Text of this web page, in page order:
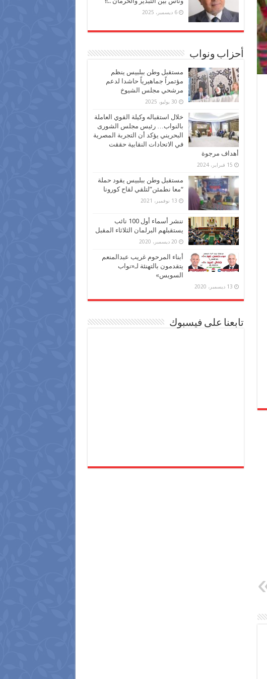
6 ديسمبر، 2025
أحزاب ونواب
مستقبل وطن ببلبيس ينظم
مؤتمراً جماهيرياً حاشدا لدعم
مرشحي مجلس الشيوخ
30 يوليو، 2025
خلال استقباله وكيلة القوي العاملة
بالنواب… رئيس مجلس الشورى
البحريني يؤكد أن التجربة المصرية
في الاتحادات النقابية حققت
أهداف مرجوة
15 فبراير، 2024
مستقبل وطن ببلبيس يقود حملة
“معا نطمئن”لتلقي لقاح كورونا
13 نوفمبر، 2021
ننشر أسماء أول 100 نائب
يستقبلهم البرلمان الثلاثاء المقبل
20 ديسمبر، 2020
أبناء المرحوم غريب عبدالمنعم
يتقدمون بالتهنئة لـ«نواب
السويس»
13 ديسمبر، 2020
تابعنا على فيسبوك